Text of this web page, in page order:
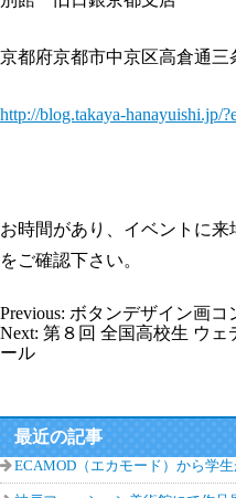
京都府京都市中京区高倉通三
http://blog.takaya-hanayuishi.jp/
お時間があり、イベントに
をご確認下さい。
Previous: ボタンデザイン画
Next: 第８回 全国高校生 ウェ
ール
最近の記事
ECAMOD（エカモード）から学